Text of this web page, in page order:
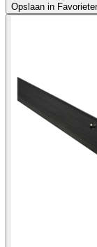
Opslaan in